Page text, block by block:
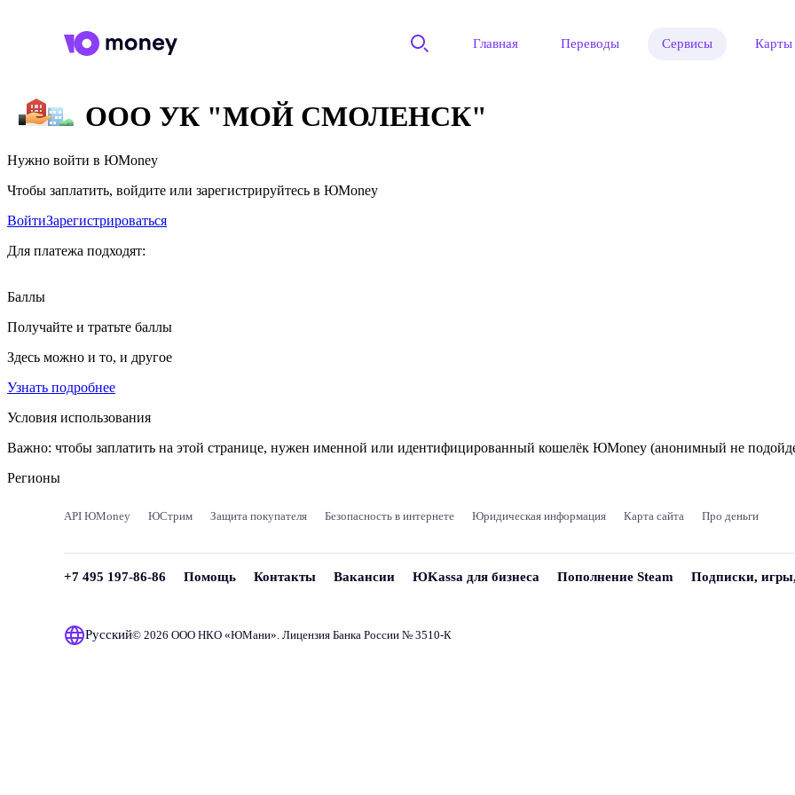
Главная Переводы Сервисы Карты
ООО УК "МОЙ СМОЛЕНСК"
Нужно войти в ЮMoney
Чтобы заплатить, войдите или зарегистрируйтесь в ЮMoney
ВойтиЗарегистрироваться
Для платежа подходят:
Баллы
Получайте и тратьте баллы
Здесь можно и то, и другое
Узнать подробнее
Условия использования
Важно: чтобы заплатить на этой странице, нужен именной или идентифицированный кошелёк ЮMoney (анонимный не
Регионы
API ЮMoney ЮСтрим Защита покупателя Безопасность в интернете Юридическая информация Карта сайта Про деньги
+7 495 197-86-86 Помощь Контакты Вакансии ЮKassa для бизнеса Пополнение Steam Подписки,
Русский© 2026 ООО НКО «ЮМани». Лицензия Банка России № 3510‑К